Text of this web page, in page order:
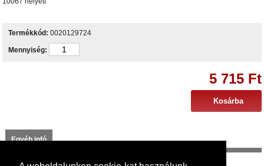
Termékkód: 0020129724
Mennyiség:
5 715 Ft
Egyéb infó
Az alábbi készülékekhez használható: